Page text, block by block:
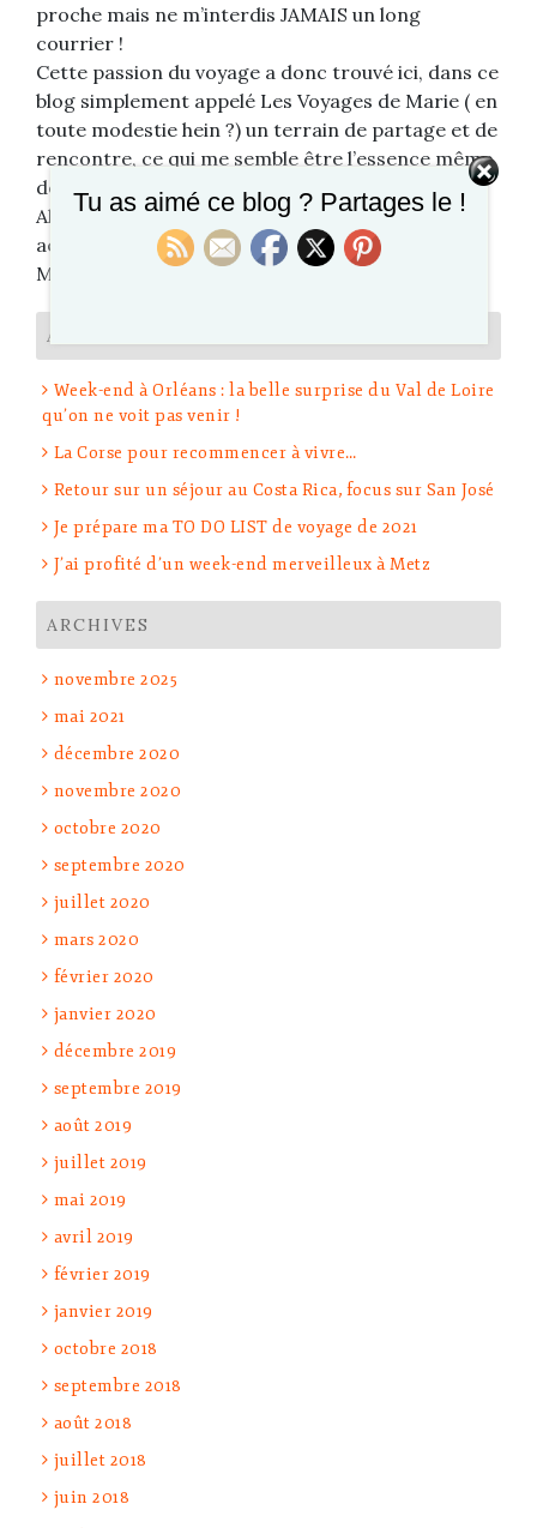
proche mais ne m’interdis JAMAIS un long
courrier !
Cette passion du voyage a donc trouvé ici, dans ce
blog simplement appelé Les Voyages de Marie ( en
toute modestie hein ?) un terrain de partage et de
rencontre, ce qui me semble être l’essence même
de ma passion.
Alors à bientôt ici ou dans un avion, un train, un
aéroport, un hôtel ou une plage…
Marie
ARTICLES RÉCENTS
Week-end à Orléans : la belle surprise du Val de Loire
qu’on ne voit pas venir !
La Corse pour recommencer à vivre…
Retour sur un séjour au Costa Rica, focus sur San José
Je prépare ma TO DO LIST de voyage de 2021
J’ai profité d’un week-end merveilleux à Metz
ARCHIVES
novembre 2025
mai 2021
décembre 2020
novembre 2020
octobre 2020
septembre 2020
juillet 2020
mars 2020
février 2020
janvier 2020
décembre 2019
septembre 2019
août 2019
juillet 2019
mai 2019
avril 2019
février 2019
janvier 2019
octobre 2018
septembre 2018
août 2018
juillet 2018
juin 2018
Tu as aimé ce blog ? Partages le !